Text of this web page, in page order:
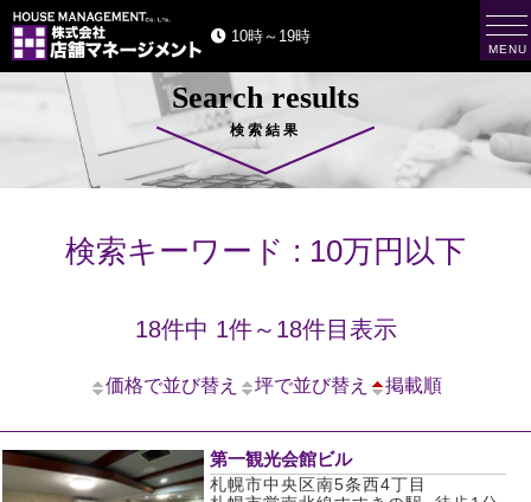
10時～19時
Search results
検索結果
検索キーワード : 10万円以下
18件中 1件～18件目表示
価格で並び替え 坪で並び替え 掲載順
第一観光会館ビル
札幌市中央区南5条西4丁目
t
o
g
g
n
a
v
MENU